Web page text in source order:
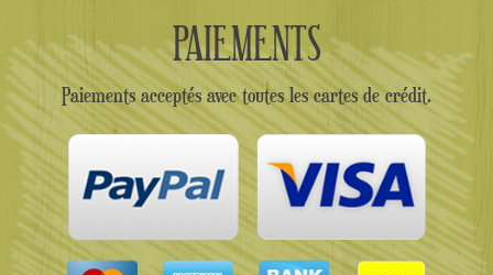
PAIEMENTS
Paiements acceptés avec toutes les cartes de crédit.